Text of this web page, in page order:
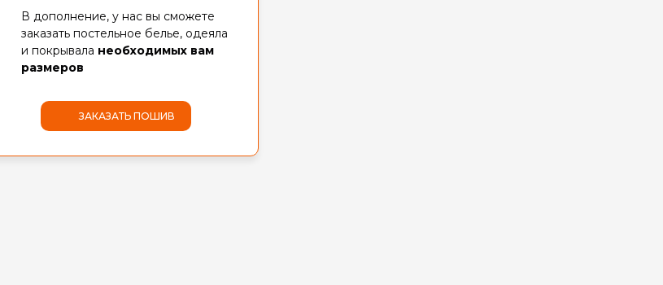
В дополнение, у нас вы сможете
заказать постельное белье, одеяла
и покрывала необходимых вам
размеров
ЗАКАЗАТЬ ПОШИВ